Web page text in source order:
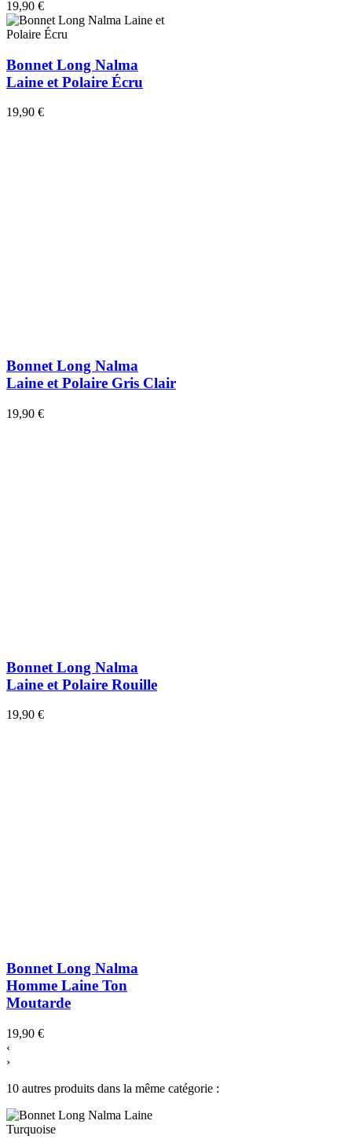
19,90 €
Bonnet Long Nalma
Laine et Polaire Écru
19,90 €
Bonnet Long Nalma
Laine et Polaire Gris Clair
19,90 €
Bonnet Long Nalma
Laine et Polaire Rouille
19,90 €
Bonnet Long Nalma
Homme Laine Ton
Moutarde
19,90 €
‹
›
10 autres produits dans la même catégorie :